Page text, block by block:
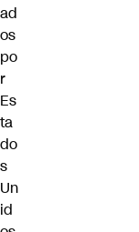
ad
os
po
r
Es
ta
do
s
Un
id